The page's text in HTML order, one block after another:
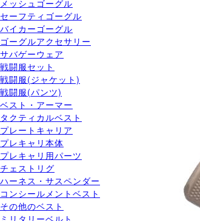
メッシュゴーグル
セーフティゴーグル
バイカーゴーグル
ゴーグルアクセサリー
サバゲーウェア
戦闘服セット
戦闘服(ジャケット)
戦闘服(パンツ)
ベスト・アーマー
タクティカルベスト
プレートキャリア
プレキャリ本体
プレキャリ用パーツ
チェストリグ
ハーネス・サスペンダー
コンシールメントベスト
その他のベスト
ミリタリーベルト